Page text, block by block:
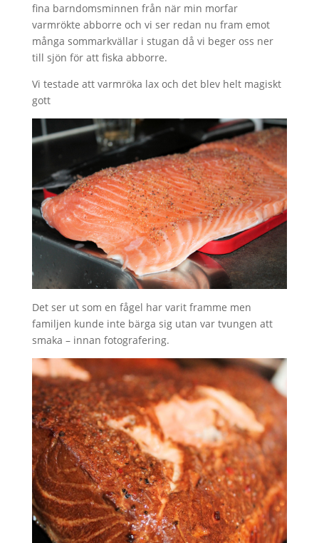
fina barndomsminnen från när min morfar
varmrökte abborre och vi ser redan nu fram emot
många sommarkvällar i stugan då vi beger oss ner
till sjön för att fiska abborre.
Vi testade att varmröka lax och det blev helt magiskt
gott
Det ser ut som en fågel har varit framme men
familjen kunde inte bärga sig utan var tvungen att
smaka – innan fotografering.